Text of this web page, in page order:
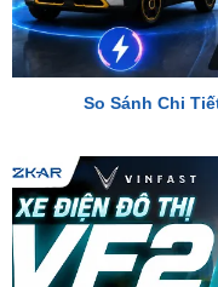
So Sánh Chi